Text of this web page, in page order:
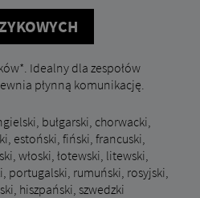
Idealny dla zespołów
płynną komunikację.
bułgarski, chorwacki,
estoński, fiński, francuski,
włoski, łotewski, litewski,
portugalski, rumuński, rosyjski,
hiszpański, szwedzki